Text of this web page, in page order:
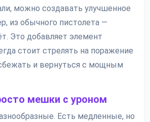
можно создавать улучшенное
из обычного пистолета —
Это добавляет элемент
стоит стрелять на поражение
и вернуться с мощным
мешки с уроном
Есть медленные, но